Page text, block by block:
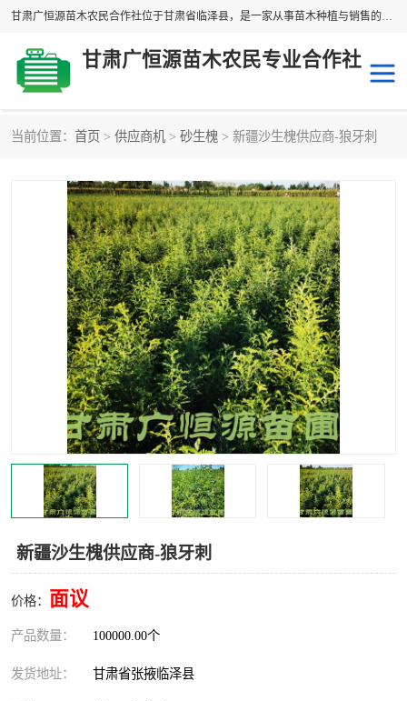
甘肃广恒源苗木农民合作社位于甘肃省临泽县，是一家从事苗木种植与销售的农民合作组织，合作社拥有苗木基地1500多亩，种植苗木品种40多个，年产各类苗木2000多万株。主营：白刺苗、红柳苗、梭梭苗等，我们以“种植一流的苗子，诚信经营”的经营理念，竭诚为每一位客户做优质的服务，欢迎来电咨询！
甘肃广恒源苗木农民专业合作社
当前位置： 首页 > 供应商机 > 砂生槐 > 新疆沙生槐供应商-狼牙刺
新疆沙生槐供应商-狼牙刺
价格： 面议
产品数量： 100000.00个
发货地址： 甘肃省张掖临泽县
圆冠榆 柠条
白刺苗
沙枣树 红柳苗
沙棘苗 柽柳苗
砂生槐 四翅滨藜